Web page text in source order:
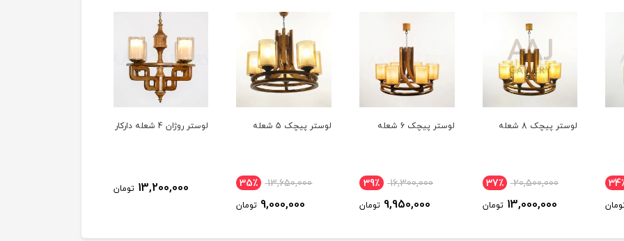
لوستر پیچک 8 شعله
20,500,000 37٪
13,000,000 تومان
لوستر پیچک 6 شعله
16,300,000 39٪
9,950,000 تومان
لوستر پیچک 5 شعله
13,650,000 35٪
9,000,000 تومان
لوستر روژان 4 شعله دارکار
13,200,000 تومان